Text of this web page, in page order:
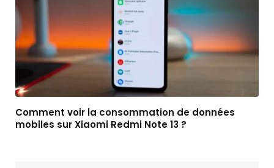
Comment voir la consommation de données
mobiles sur Xiaomi Redmi Note 13 ?